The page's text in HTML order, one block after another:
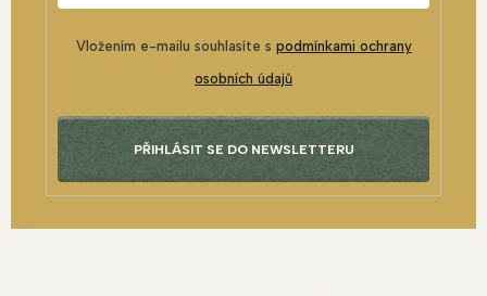
Vložením e-mailu souhlasíte s podmínkami ochrany
osobních údajů
PŘIHLÁSIT SE DO NEWSLETTERU